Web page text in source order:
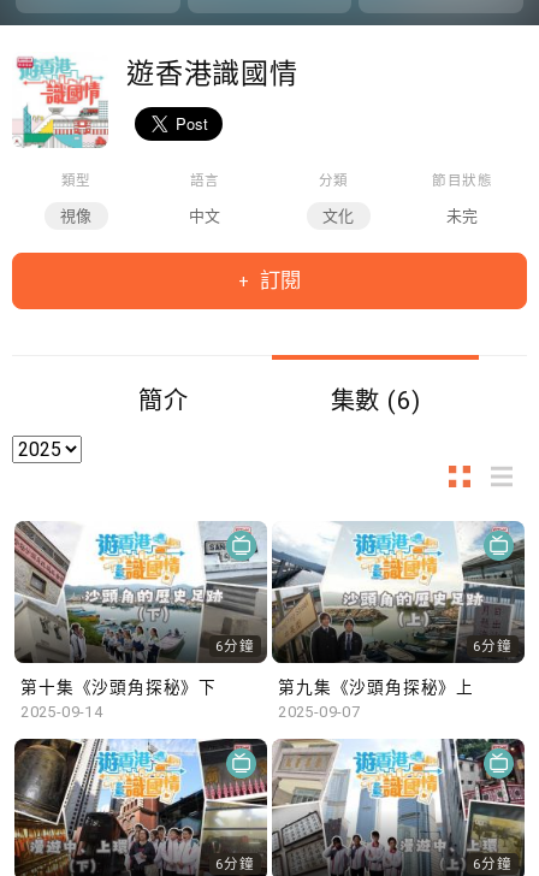
遊香港識國情
類型
視像
語言
中文
分類
文化
節目狀態
未完
訂閱
簡介 集數 (6)
6分鐘
第十集《沙頭角探秘》下
2025-09-14
6分鐘
第九集《沙頭角探秘》上
2025-09-07
6分鐘 6分鐘